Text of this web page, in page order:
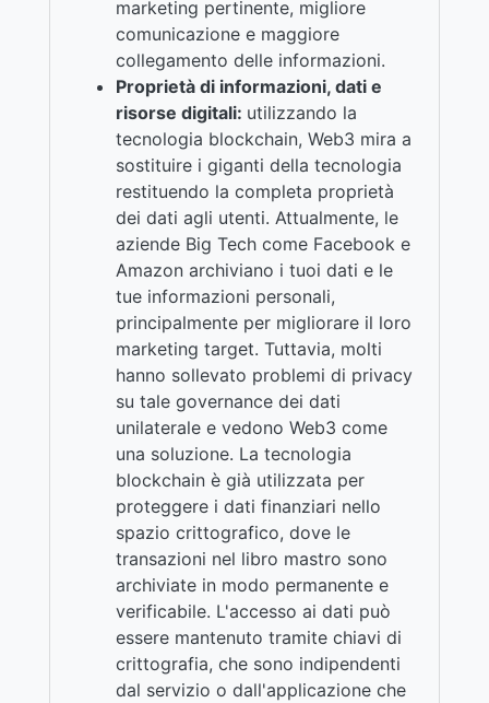
marketing pertinente, migliore
comunicazione e maggiore
collegamento delle informazioni.
Proprietà di informazioni, dati e
risorse digitali: utilizzando la
tecnologia blockchain, Web3 mira a
sostituire i giganti della tecnologia
restituendo la completa proprietà
dei dati agli utenti. Attualmente, le
aziende Big Tech come Facebook e
Amazon archiviano i tuoi dati e le
tue informazioni personali,
principalmente per migliorare il loro
marketing target. Tuttavia, molti
hanno sollevato problemi di privacy
su tale governance dei dati
unilaterale e vedono Web3 come
una soluzione. La tecnologia
blockchain è già utilizzata per
proteggere i dati finanziari nello
spazio crittografico, dove le
transazioni nel libro mastro sono
archiviate in modo permanente e
verificabile. L'accesso ai dati può
essere mantenuto tramite chiavi di
crittografia, che sono indipendenti
dal servizio o dall'applicazione che